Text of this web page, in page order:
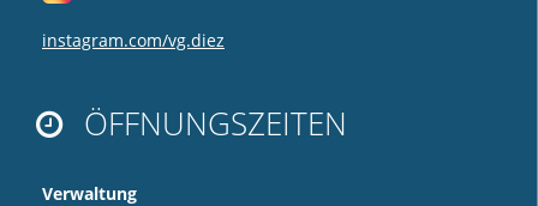
instagram.com/vg.diez
 ÖFFNUNGSZEITEN
Verwaltung